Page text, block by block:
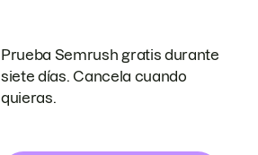
Prueba Semrush gratis durante
siete días. Cancela cuando
quieras.